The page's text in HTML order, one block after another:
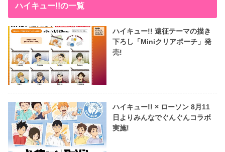
ハイキュー!!の一覧
ハイキュー!! 遠征テーマの描き
下ろし「Miniクリアポーチ」発
売!
ハイキュー!! × ローソン 8月11
日よりみんなでぐんぐんコラボ
実施!